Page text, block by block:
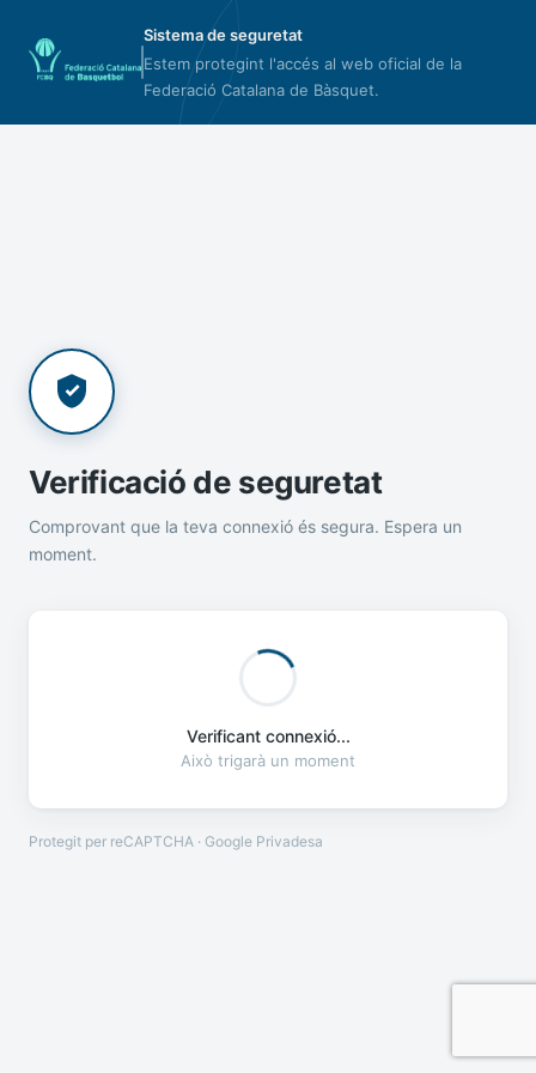
Sistema de seguretat
Estem protegint l'accés al web oficial de la
Federació Catalana de Bàsquet.
Verificació de seguretat
Comprovant que la teva connexió és segura. Espera un
moment.
Verificant connexió...
Això trigarà un moment
Protegit per reCAPTCHA · Google Privadesa